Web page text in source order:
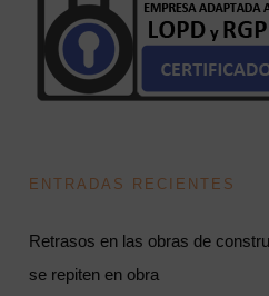
ENTRADAS RECIENTES
Retrasos en las obras de
se repiten en obra